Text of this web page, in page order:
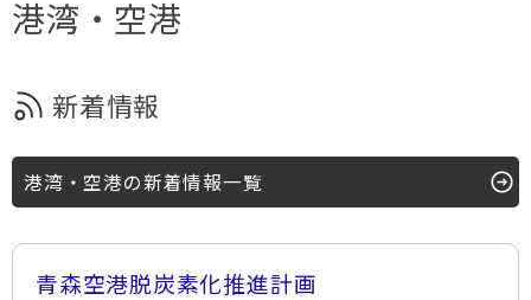
港湾・空港
新着情報
港湾・空港の新着情報一覧
青森空港脱炭素化推進計画